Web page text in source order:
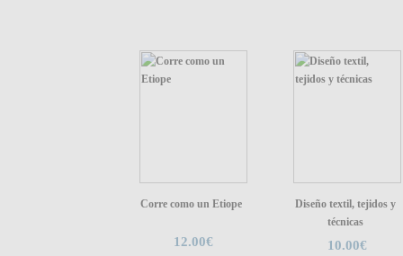
Corre como un Etiope
12.00€
Diseño textil, tejidos y
técnicas
10.00€